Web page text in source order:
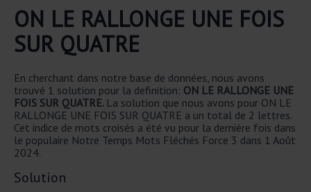
ON LE RALLONGE UNE FOIS
SUR QUATRE
En cherchant dans notre base de données, nous avons
trouvé 1 solution pour la definition: ON LE RALLONGE UNE
FOIS SUR QUATRE. La solution que nous avons pour ON LE
RALLONGE UNE FOIS SUR QUATRE a un total de 2 lettres.
Cet indice de mots croisés a été vu pour la dernière fois dans
le populaire Notre Temps Mots Fléchés Force 3 dans 1 Août
2024.
Solution